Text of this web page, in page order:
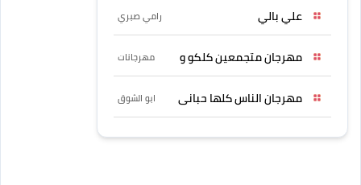
علي بالي رامي صبري
مهرجان متجمعين كلكو و مهرجانات
مهرجان الناس كلها حبانى ابو الشوق